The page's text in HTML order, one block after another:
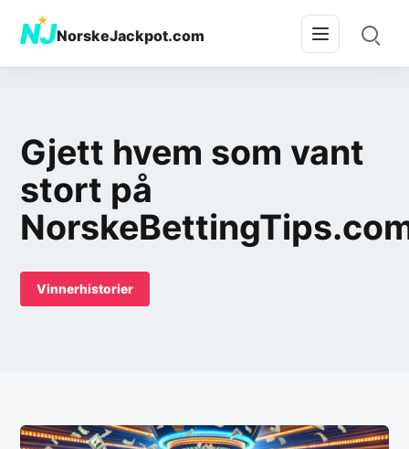
NJ
★
NorskeJackpot.com
Gjett hvem som vant
stort på
Vinnerhistorier